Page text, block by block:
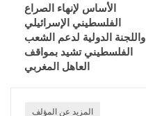
الأساس لإنهاء الصراع
الفلسطيني الإسرائيلي
واللجنة الدولية لدعم الشعب
الفلسطيني تشيد بمواقف
العاهل المغربي
المزيد عن المؤلف